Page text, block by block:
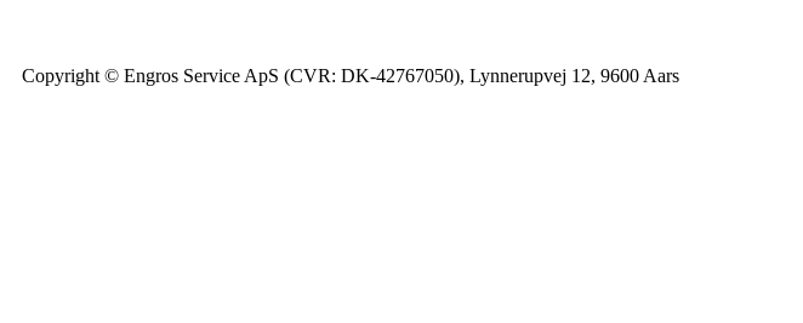
Copyright © Engros Service ApS (CVR: DK-42767050), Lynnerupvej 12, 9600 Aars